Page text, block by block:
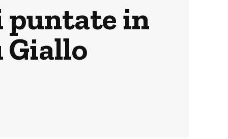
puntate in
Giallo